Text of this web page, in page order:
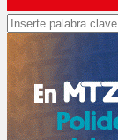
Search
for: